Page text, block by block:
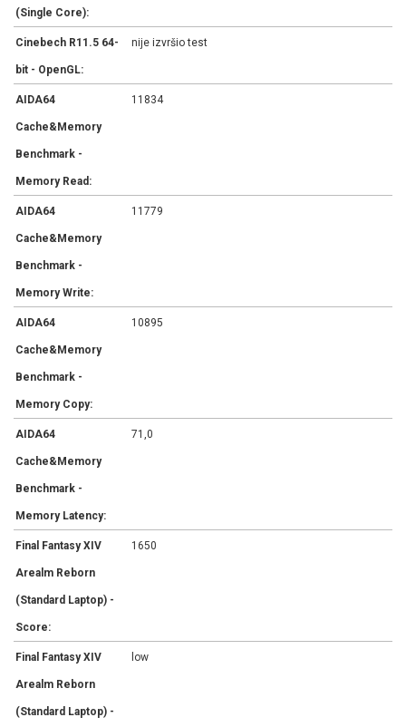
(Single Core):
Cinebech R11.5 64-
bit - OpenGL:
nije izvršio test
AIDA64
Cache&Memory
Benchmark -
Memory Read:
11834
AIDA64
Cache&Memory
Benchmark -
Memory Write:
11779
AIDA64
Cache&Memory
Benchmark -
Memory Copy:
10895
AIDA64
Cache&Memory
Benchmark -
Memory Latency:
71,0
Final Fantasy XIV
Arealm Reborn
(Standard Laptop) -
Score:
1650
Final Fantasy XIV
Arealm Reborn
(Standard Laptop) -
low